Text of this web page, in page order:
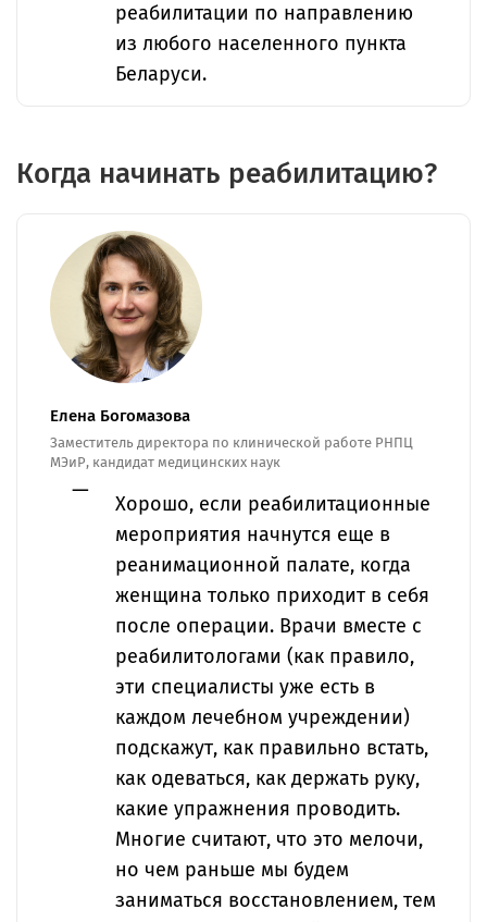
реабилитации по направлению
из любого населенного пункта
Беларуси.
Когда начинать реабилитацию?
Елена Богомазова
Заместитель директора по клинической работе РНПЦ
МЭиР, кандидат медицинских наук
Хорошо, если реабилитационные
мероприятия начнутся еще в
реанимационной палате, когда
женщина только приходит в себя
после операции. Врачи вместе с
реабилитологами (как правило,
эти специалисты уже есть в
каждом лечебном учреждении)
подскажут, как правильно встать,
как одеваться, как держать руку,
какие упражнения проводить.
Многие считают, что это мелочи,
но чем раньше мы будем
заниматься восстановлением, тем